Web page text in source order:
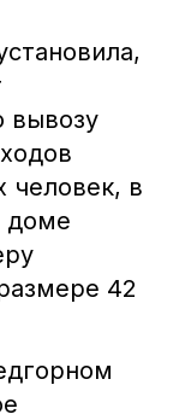
вывозу
человек, в
доме
42